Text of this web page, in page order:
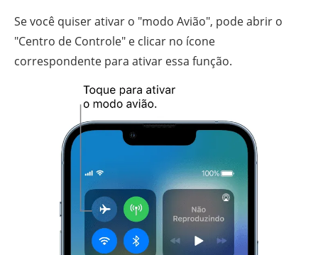
Se você quiser ativar o "modo Avião", pode abrir o
"Centro de Controle" e clicar no ícone
correspondente para ativar essa função.